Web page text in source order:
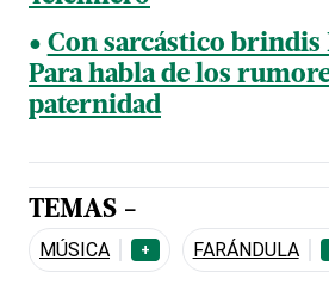
Con sarcástico brindis
Para habla de los
paternidad
TEMAS -
MÚSICA + FARÁNDULA